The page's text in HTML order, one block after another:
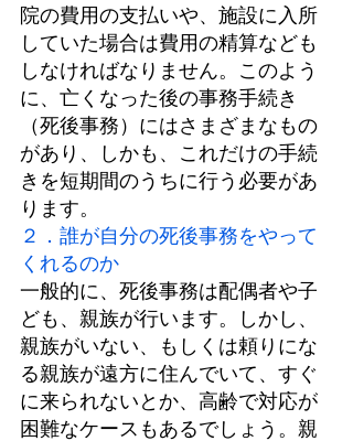
院の費用の支払いや、施設に入所
していた場合は費用の精算なども
しなければなりません。このよう
に、亡くなった後の事務手続き
（死後事務）にはさまざまなもの
があり、しかも、これだけの手続
きを短期間のうちに行う必要があ
ります。
２．誰が自分の死後事務をやって
くれるのか
一般的に、死後事務は配偶者や子
ども、親族が行います。しかし、
親族がいない、もしくは頼りにな
る親族が遠方に住んでいて、すぐ
に来られないとか、高齢で対応が
困難なケースもあるでしょう。親